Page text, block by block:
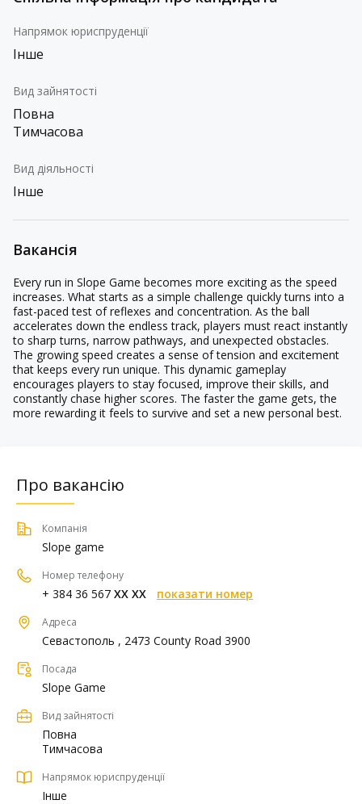
Напрямок юриспруденції
Інше
Вид зайнятості
Повна
Тимчасова
Вид діяльності
Інше
Вакансія
Every run in Slope Game becomes more exciting as the speed
increases. What starts as a simple challenge quickly turns into a
fast-paced test of reflexes and concentration. As the ball
accelerates down the endless track, players must react instantly
to sharp turns, narrow pathways, and unexpected obstacles.
The growing speed creates a sense of tension and excitement
that keeps every run unique. This dynamic gameplay
encourages players to stay focused, improve their skills, and
constantly chase higher scores. The faster the game gets, the
more rewarding it feels to survive and set a new personal best.
Про вакансію
Компанія
Slope game
Номер телефону
+ 384 36 567 XX XX показати номер
Адреса
Севастополь , 2473 County Road 3900
Посада
Slope Game
Вид зайнятості
Повна
Тимчасова
Напрямок юриспруденції
Інше